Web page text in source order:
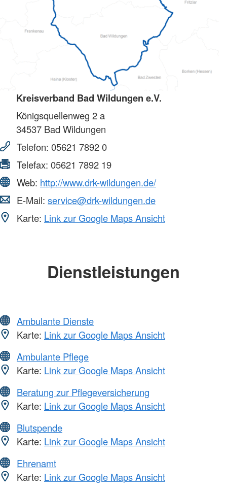
Kreisverband Bad Wildungen e.V.
Königsquellenweg 2 a
34537 Bad Wildungen
Telefon: 05621 7892 0
Telefax: 05621 7892 19
Web: http://www.drk-wildungen.de/
E-Mail: service@drk-wildungen.de
Karte: Link zur Google Maps Ansicht
Dienstleistungen
Ambulante Dienste
Karte: Link zur Google Maps Ansicht
Ambulante Pflege
Karte: Link zur Google Maps Ansicht
Beratung zur Pflegeversicherung
Karte: Link zur Google Maps Ansicht
Blutspende
Karte: Link zur Google Maps Ansicht
Ehrenamt
Karte: Link zur Google Maps Ansicht